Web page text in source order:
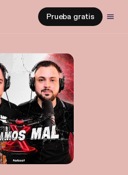
Prueba gratis